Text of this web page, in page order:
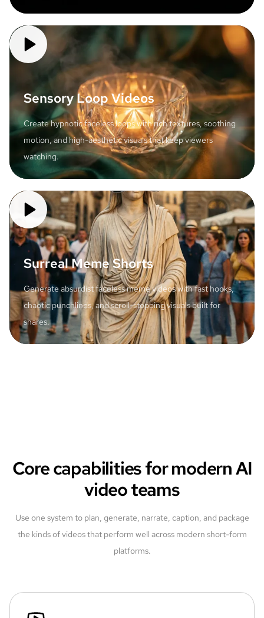
Sensory Loop Videos
Create hypnotic faceless loops with rich textures, soothing
motion, and high-aesthetic visuals that keep viewers
watching.
Surreal Meme Shorts
Generate absurdist faceless meme videos with fast hooks,
chaotic punchlines, and scroll-stopping visuals built for
shares.
Core capabilities for modern AI
video teams
Use one system to plan, generate, narrate, caption, and package
the kinds of videos that perform well across modern short-form
platforms.